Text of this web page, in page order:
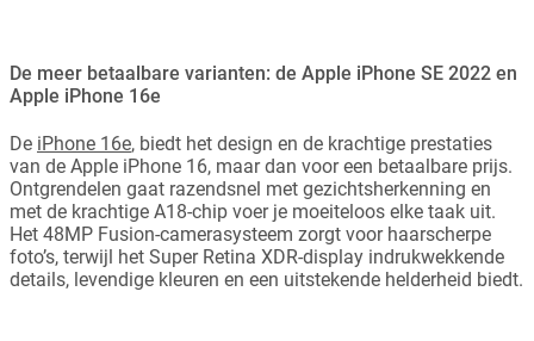
De meer betaalbare varianten: de Apple iPhone SE 2022 en
Apple iPhone 16e
De iPhone 16e, biedt het design en de krachtige prestaties
van de Apple iPhone 16, maar dan voor een betaalbare prijs.
Ontgrendelen gaat razendsnel met gezichtsherkenning en
met de krachtige A18-chip voer je moeiteloos elke taak uit.
Het 48MP Fusion-camerasysteem zorgt voor haarscherpe
foto’s, terwijl het Super Retina XDR-display indrukwekkende
details, levendige kleuren en een uitstekende helderheid biedt.